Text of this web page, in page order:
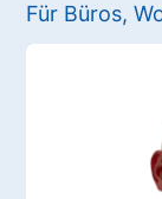
Für Büros,